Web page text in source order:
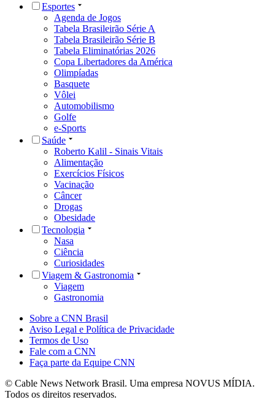
Esportes
Agenda de Jogos
Tabela Brasileirão Série A
Tabela Brasileirão Série B
Tabela Eliminatórias 2026
Copa Libertadores da América
Olimpíadas
Basquete
Vôlei
Automobilismo
Golfe
e-Sports
Saúde
Roberto Kalil - Sinais Vitais
Alimentação
Exercícios Físicos
Vacinação
Câncer
Drogas
Obesidade
Tecnologia
Nasa
Ciência
Curiosidades
Viagem & Gastronomia
Viagem
Gastronomia
Sobre a CNN Brasil
Aviso Legal e Política de Privacidade
Termos de Uso
Fale com a CNN
Faça parte da Equipe CNN
© Cable News Network Brasil. Uma empresa NOVUS MÍDIA.
Todos os direitos reservados.